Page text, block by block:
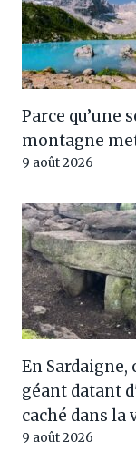
Parce qu’une
montagne
9 août 2026
En Sardaigne,
géant datant
caché dans la
9 août 2026